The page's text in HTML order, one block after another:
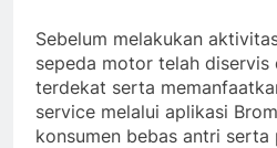
Sebelum melakukan
sepeda motor telah diservis
terdekat serta
service melalui aplikasi
konsumen bebas antri serta